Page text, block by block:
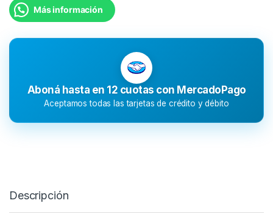
Más información
Aboná hasta en 12 cuotas con MercadoPago
Aceptamos todas las tarjetas de crédito y débito
Descripción